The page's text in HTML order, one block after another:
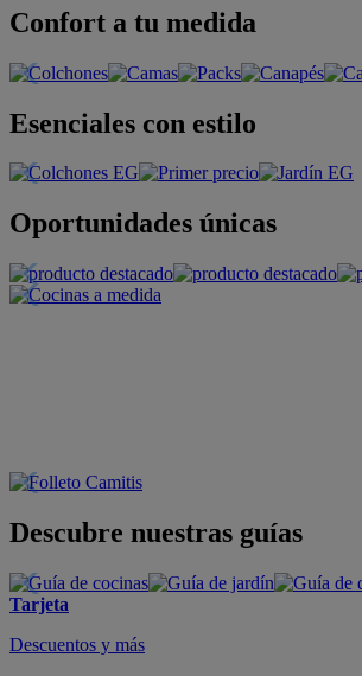
Confort a tu medida
Esenciales con estilo
Oportunidades únicas
Descubre nuestras guías
Tarjeta
Descuentos y más